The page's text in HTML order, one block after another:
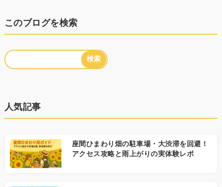
このブログを検索
人気記事
座間ひまわり畑の駐車場・大渋滞を回避！
アクセス攻略と雨上がりの実体験レポ